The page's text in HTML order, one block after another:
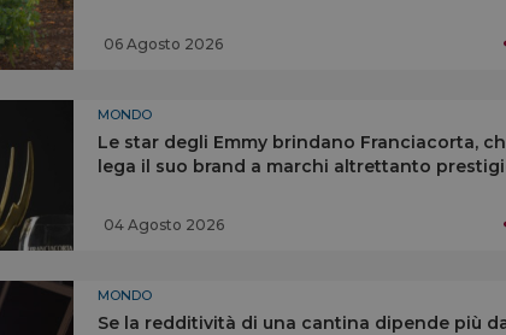
06 Agosto 2026
MONDO
Le star degli Emmy brindano Franciacorta,
lega il suo brand a marchi altrettanto
04 Agosto 2026
MONDO
Se la redditività di una cantina dipende più